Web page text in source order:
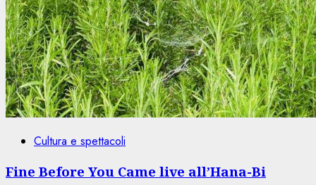
Cultura e spettacoli
Fine Before You Came live all’Hana-Bi